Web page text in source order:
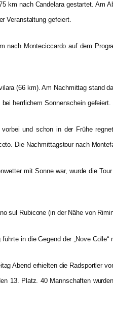
km nach Candelara gestartet. Am
Veranstaltung gefeiert.
nach Monteciccardo auf dem
(66 km). Am Nachmittag stand
herrlichem Sonnenschein gefeiert.
und schon in der Frühe
Die Nachmittagstour nach
mit Sonne war, wurde die
sul Rubicone (in der Nähe von
in die Gegend der „Nove
Abend erhielten die Radsportler
13. Platz. 40 Mannschaften